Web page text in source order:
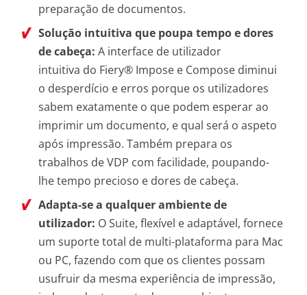
preparação de documentos.
Solução intuitiva que poupa tempo e dores
de cabeça: A interface de utilizador
intuitiva do Fiery® Impose e Compose diminui
o desperdício e erros porque os utilizadores
sabem exatamente o que podem esperar ao
imprimir um documento, e qual será o aspeto
após impressão. Também prepara os
trabalhos de VDP com facilidade, poupando-
lhe tempo precioso e dores de cabeça.
Adapta-se a qualquer ambiente de
utilizador: O Suite, flexível e adaptável, fornece
um suporte total de multi-plataforma para Mac
ou PC, fazendo com que os clientes possam
usufruir da mesma experiência de impressão,